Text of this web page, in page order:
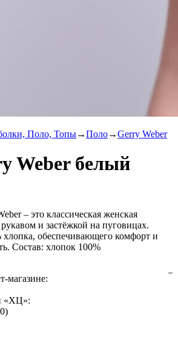
Поло, Топы Поло Gerry Weber
Weber белый
– это классическая женская
и застёжкой на пуговицах.
хлопка, обеспечивающего комфорт и
Состав: хлопок 100%
магазине:
«ХЦ»: